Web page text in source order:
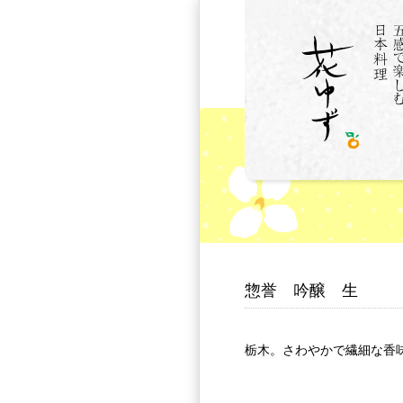
惣誉 吟醸 生
栃木。さわやかで繊細な香